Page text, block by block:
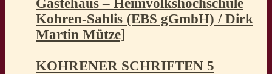
Gästehaus – Heimvolkshochschule
Kohren-Sahlis (EBS gGmbH) / Dirk
Martin Mütze]
KOHRENER SCHRIFTEN 5